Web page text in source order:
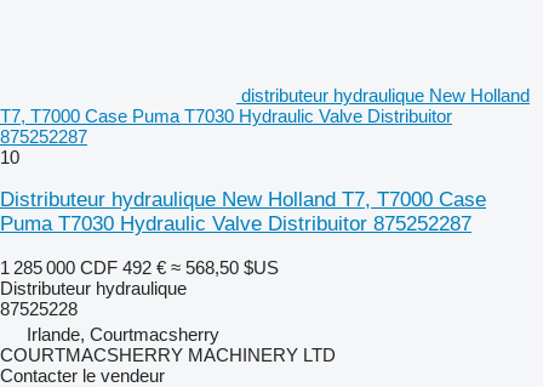
distributeur hydraulique New Holland
T7, T7000 Case Puma T7030 Hydraulic Valve Distribuitor
875252287
10
Distributeur hydraulique New Holland T7, T7000 Case
Puma T7030 Hydraulic Valve Distribuitor 875252287
1 285 000 CDF 492 € ≈ 568,50 $US
Distributeur hydraulique
87525228
Irlande, Courtmacsherry
COURTMACSHERRY MACHINERY LTD
Contacter le vendeur